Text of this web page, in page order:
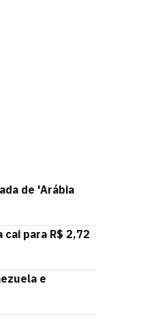
de 'Arábia
cai para R$ 2,72
e